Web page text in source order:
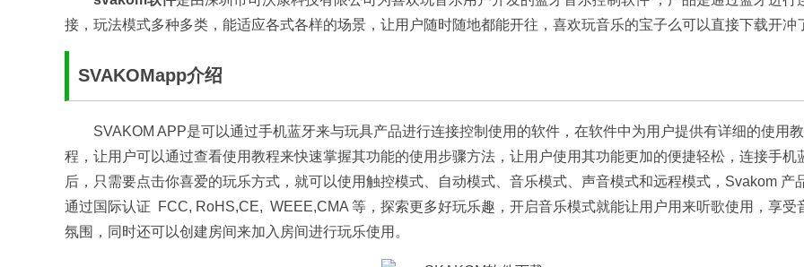
接，玩法模式多种多类，能适应各式各样的场景，让用户随时随地都能开往，喜欢玩音乐的宝子么可以直接下载开冲
SVAKOMapp介绍
SVAKOM APP是可以通过手机蓝牙来与玩具产品进行连接控制使用的软件，在软件中为用户提供有详细的使用教
程，让用户可以通过查看使用教程来快速掌握其功能的使用步骤方法，让用户使用其功能更加的便捷轻松，连接手机
后，只需要点击你喜爱的玩乐方式，就可以使用触控模式、自动模式、音乐模式、声音模式和远程模式，Svakom 产
通过国际认证 FCC, RoHS,CE, WEEE,CMA 等，探索更多好玩乐趣，开启音乐模式就能让用户用来听歌使用，享受
氛围，同时还可以创建房间来加入房间进行玩乐使用。